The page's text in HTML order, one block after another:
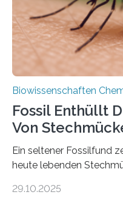
mit scheibenförmiger
nächsten…
Biowissenschaften
Fossil Enthüllt
Von
Ein seltener Fossilfund
heute lebenden
Forschende die bisher
29.10.2025